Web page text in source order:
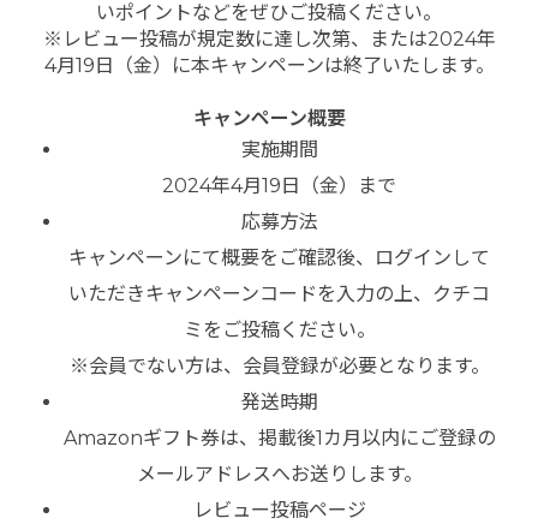
いポイントなどをぜひご投稿ください。
※レビュー投稿が規定数に達し次第、または2024年
4月19日（金）に本キャンペーンは終了いたします。
キャンペーン概要
実施期間
2024年4月19日（金）まで
応募方法
キャンペーンにて概要をご確認後、ログインして
いただきキャンペーンコードを入力の上、クチコ
ミをご投稿ください。
※会員でない方は、会員登録が必要となります。
発送時期
Amazonギフト券は、掲載後1カ月以内にご登録の
メールアドレスへお送りします。
レビュー投稿ページ